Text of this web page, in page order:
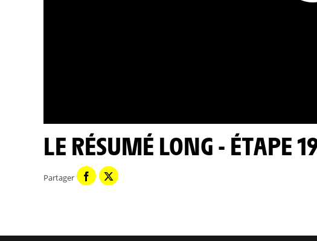
LE RÉSUMÉ LONG - ÉTAPE
Partager